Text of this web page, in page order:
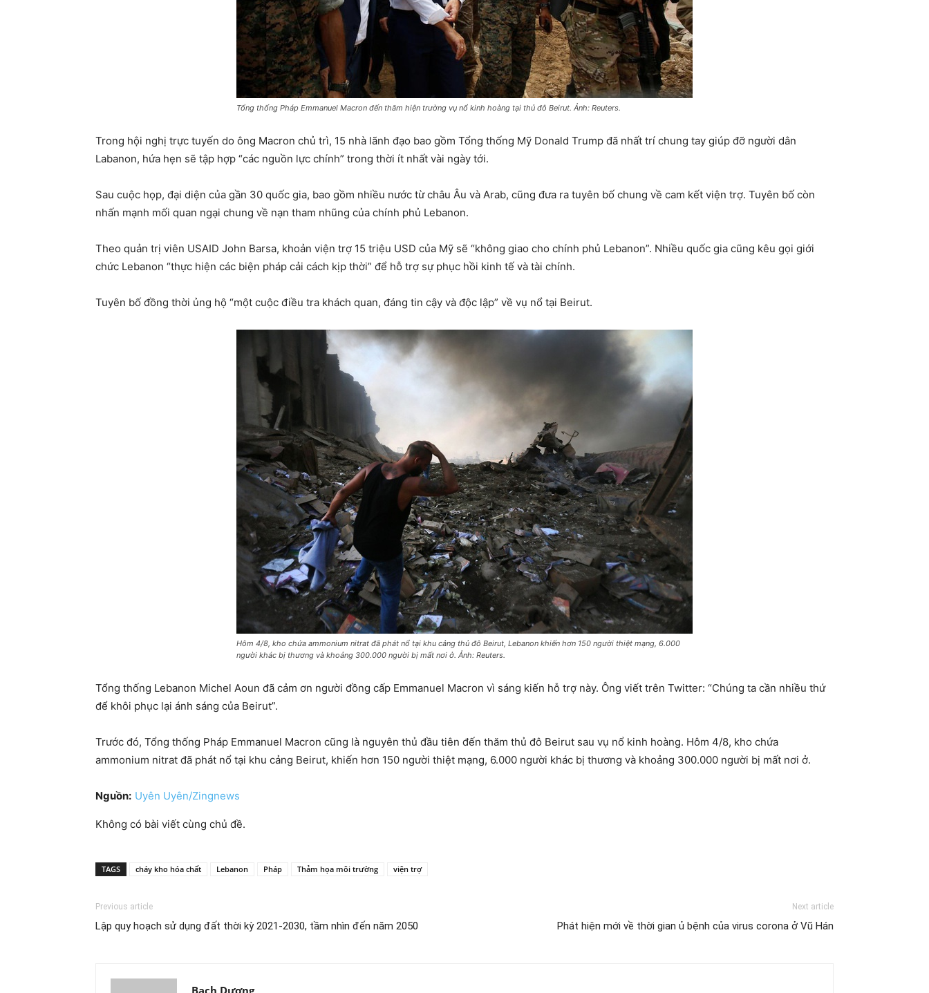
Tổng thống Pháp Emmanuel Macron đến thăm hiện trường vụ nổ kinh hoàng tại thủ đô Beirut. Ảnh: Reuters.
Trong hội nghị trực tuyến do ông Macron chủ trì, 15 nhà lãnh đạo bao gồm Tổng thống Mỹ Donald Trump đã nhất trí chung tay giúp đỡ người dân
Labanon, hứa hẹn sẽ tập hợp “các nguồn lực chính” trong thời ít nhất vài ngày tới.
Sau cuộc họp, đại diện của gần 30 quốc gia, bao gồm nhiều nước từ châu Âu và Arab, cũng đưa ra tuyên bố chung về cam kết viện trợ. Tuyên bố còn
nhấn mạnh mối quan ngại chung về nạn tham nhũng của chính phủ Lebanon.
Theo quản trị viên USAID John Barsa, khoản viện trợ 15 triệu USD của Mỹ sẽ “không giao cho chính phủ Lebanon”. Nhiều quốc gia cũng kêu gọi giới
chức Lebanon “thực hiện các biện pháp cải cách kịp thời” để hỗ trợ sự phục hồi kinh tế và tài chính.
Tuyên bố đồng thời ủng hộ “một cuộc điều tra khách quan, đáng tin cậy và độc lập” về vụ nổ tại Beirut.
Hôm 4/8, kho chứa ammonium nitrat đã phát nổ tại khu cảng thủ đô Beirut, Lebanon khiến hơn 150 người thiệt mạng, 6.000
người khác bị thương và khoảng 300.000 người bị mất nơi ở. Ảnh: Reuters.
Tổng thống Lebanon Michel Aoun đã cảm ơn người đồng cấp Emmanuel Macron vì sáng kiến hỗ trợ này. Ông viết trên Twitter: “Chúng ta cần nhiều thứ
để khôi phục lại ánh sáng của Beirut”.
Trước đó, Tổng thống Pháp Emmanuel Macron cũng là nguyên thủ đầu tiên đến thăm thủ đô Beirut sau vụ nổ kinh hoàng. Hôm 4/8, kho chứa
ammonium nitrat đã phát nổ tại khu cảng Beirut, khiến hơn 150 người thiệt mạng, 6.000 người khác bị thương và khoảng 300.000 người bị mất nơi ở.
Nguồn: Uyên Uyên/Zingnews
Không có bài viết cùng chủ đề.
TAGS cháy kho hóa chất Lebanon Pháp Thảm họa môi trường viện trợ
Previous article
Lập quy hoạch sử dụng đất thời kỳ 2021-2030, tầm nhìn đến năm 2050
Next article
Phát hiện mới về thời gian ủ bệnh của virus corona ở Vũ Hán
Bạch Dương